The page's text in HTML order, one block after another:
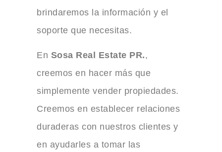
brindaremos la información y el
soporte que necesitas.
En Sosa Real Estate PR.,
creemos en hacer más que
simplemente vender propiedades.
Creemos en establecer relaciones
duraderas con nuestros clientes y
en ayudarles a tomar las